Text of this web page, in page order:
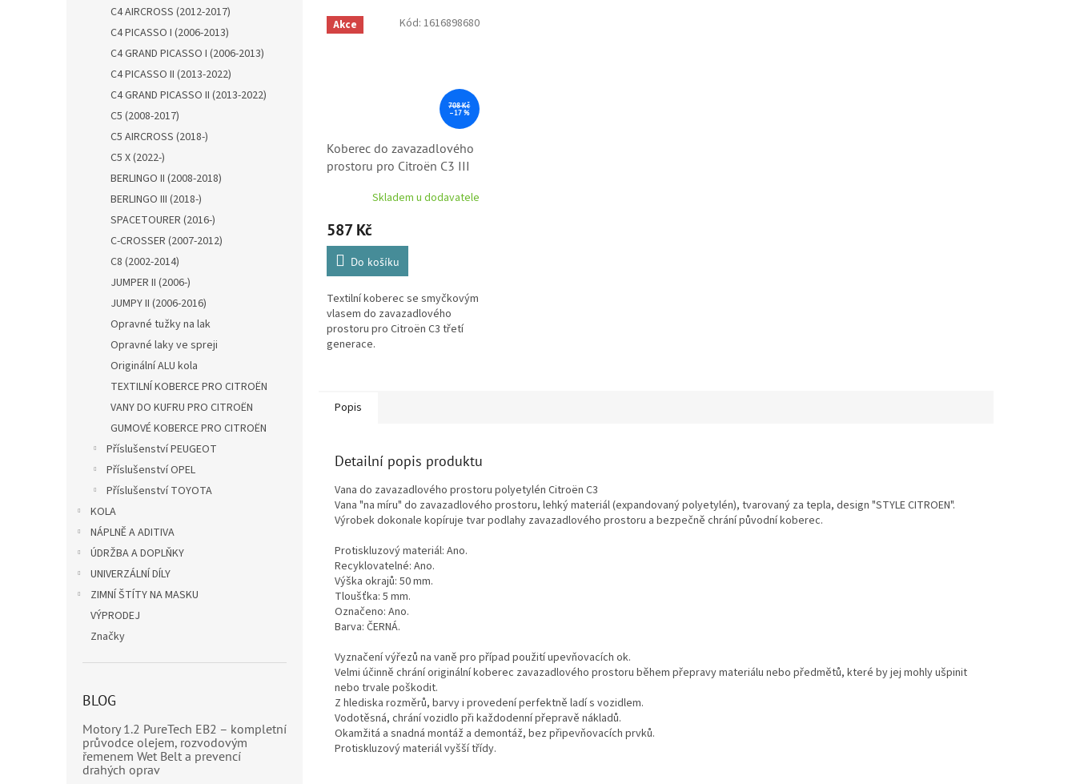
C4 AIRCROSS (2012-2017)
C4 PICASSO I (2006-2013)
C4 GRAND PICASSO I (2006-2013)
C4 PICASSO II (2013-2022)
C4 GRAND PICASSO II (2013-2022)
C5 (2008-2017)
C5 AIRCROSS (2018-)
C5 X (2022-)
BERLINGO II (2008-2018)
BERLINGO III (2018-)
SPACETOURER (2016-)
C-CROSSER (2007-2012)
C8 (2002-2014)
JUMPER II (2006-)
JUMPY II (2006-2016)
Opravné tužky na lak
Opravné laky ve spreji
Originální ALU kola
TEXTILNÍ KOBERCE PRO CITROËN
VANY DO KUFRU PRO CITROËN
GUMOVÉ KOBERCE PRO CITROËN
Příslušenství PEUGEOT
Příslušenství OPEL
Příslušenství TOYOTA
KOLA
NÁPLNĚ A ADITIVA
ÚDRŽBA A DOPLŇKY
UNIVERZÁLNÍ DÍLY
ZIMNÍ ŠTÍTY NA MASKU
VÝPRODEJ
Značky
BLOG
Motory 1.2 PureTech EB2 – kompletní
průvodce olejem, rozvodovým
řemenem Wet Belt a prevencí
drahých oprav
Akce
708 Kč
–17 %
Koberec do zavazadlového
prostoru pro Citroën C3 III
Skladem u dodavatele
587 Kč
Do košíku
Textilní koberec se smyčkovým
vlasem do zavazadlového
prostoru pro Citroën C3 třetí
generace.
Kód: 1616898680
Popis
Detailní popis produktu
Vana do zavazadlového prostoru polyetylén Citroën C3
Vana "na míru" do zavazadlového prostoru, lehký materiál (expandovaný polyetylén), tvarovaný za tepla, design "STYLE CITROEN".
Výrobek dokonale kopíruje tvar podlahy zavazadlového prostoru a bezpečně chrání původní koberec.
Protiskluzový materiál: Ano.
Recyklovatelné: Ano.
Výška okrajů: 50 mm.
Tloušťka: 5 mm.
Označeno: Ano.
Barva: ČERNÁ.
Vyznačení výřezů na vaně pro případ použití upevňovacích ok.
Velmi účinně chrání originální koberec zavazadlového prostoru během přepravy materiálu nebo předmětů, které by jej mohly ušpinit
nebo trvale poškodit.
Z hlediska rozměrů, barvy i provedení perfektně ladí s vozidlem.
Vodotěsná, chrání vozidlo při každodenní přepravě nákladů.
Okamžitá a snadná montáž a demontáž, bez připevňovacích prvků.
Protiskluzový materiál vyšší třídy.